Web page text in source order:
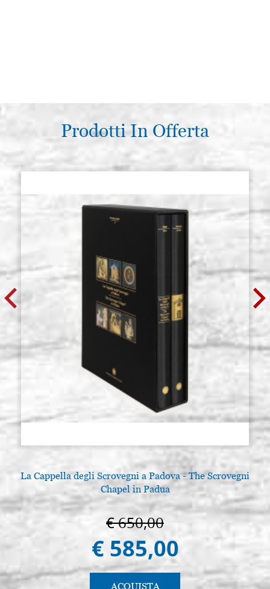
Prodotti In Offerta
La Cappella degli Scrovegni a Padova - The Scrovegni
Chapel in Padua
€ 650,00
€ 585,00
ACQUISTA